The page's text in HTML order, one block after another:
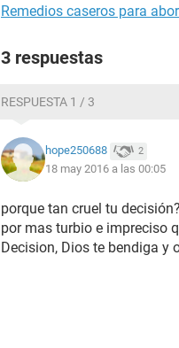
Remedios caseros para
3 respuestas
RESPUESTA 1 / 3
hope250688 2
18 may 2016 a las 00:05
porque tan cruel tu
por mas turbio e impreciso
Decision, Dios te bendiga y